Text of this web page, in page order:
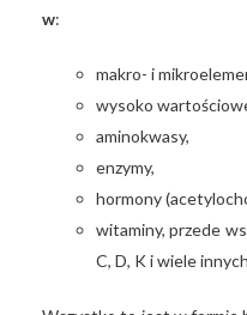
w:
makro- i
wysoko
aminokwasy,
enzymy,
hormony
witaminy, przede
C, D, K i wiele